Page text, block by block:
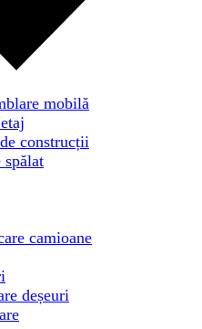
mobilă
construcții
spălat
camioane
deșeuri